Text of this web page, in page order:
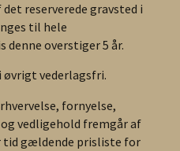
reserverede gravsted i
til hele
denne overstiger 5 år.
øvrigt vederlagsfri.
fornyelse,
vedligehold fremgår af
tid gældende prisliste for